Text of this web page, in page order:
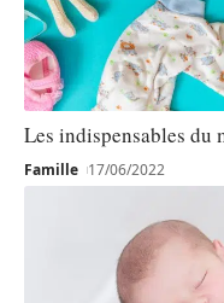
Les indispensables du
Famille 17/06/2022